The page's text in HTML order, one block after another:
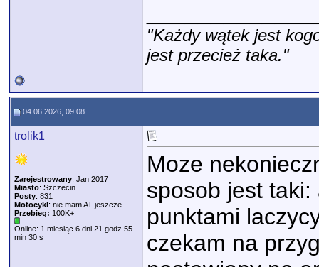
"Każdy wątek jest
jest przecież taka."
04.06.2026, 09:08
trolik1
Zarejestrowany: Jan 2017
Miasto: Szczecin
Posty: 831
Motocykl: nie mam AT jeszcze
Przebieg: 100K+
Online: 1 miesiąc 6 dni 21 godz 55
min 30 s
Moze
sposob jest
punktami
czekam na